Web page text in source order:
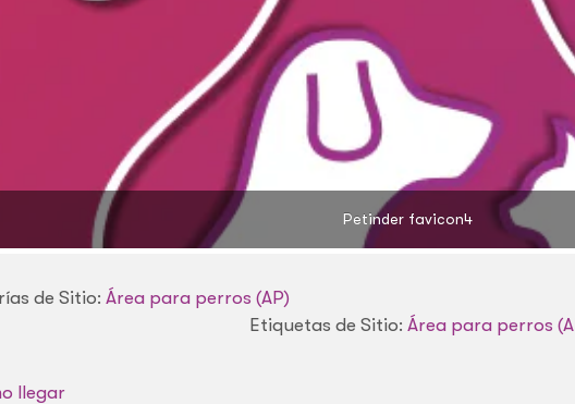
Petinder favicon4
de Sitio: Área para perros (AP)
Etiquetas de Sitio: Área para perros
llegar